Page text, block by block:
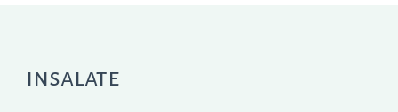
insalate